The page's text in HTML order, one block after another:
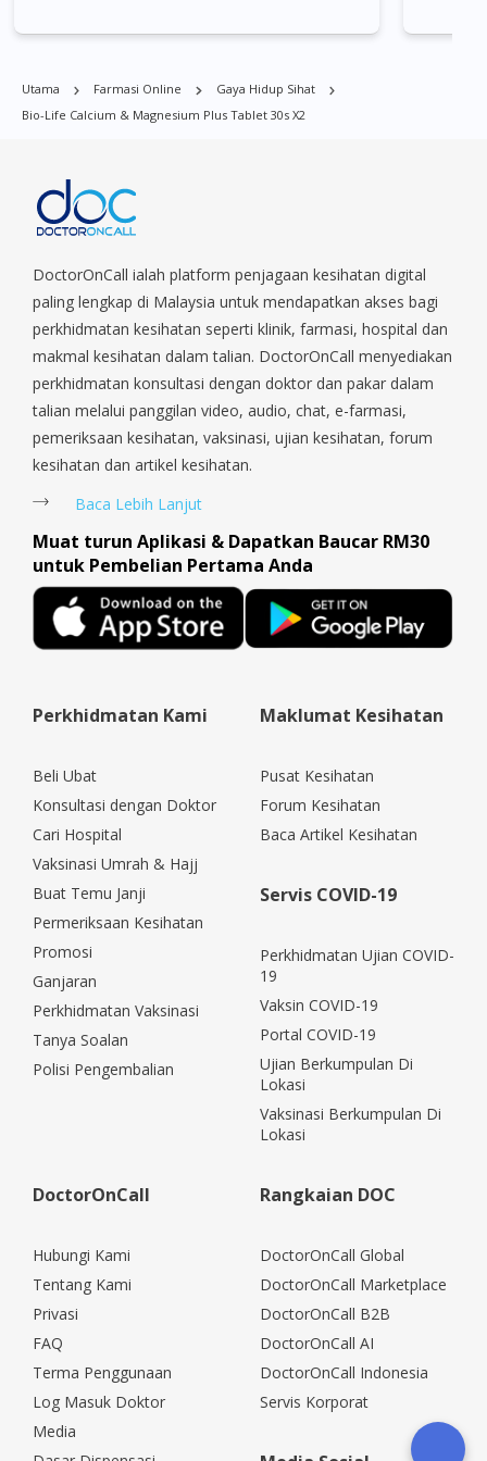
Clementi, Chinatown, Commonwealt, City Hall, Clarke Quay,
Changi Airport, Changi Village, Clementi Park, Dairy Farm,
Kallang/ Whampoa, Lim Chu Kang, Marine Parade, Marina,
Macpherson, Mandai, Newton, Novena, Orchard, Pasir Ris,
Rochor, River Valley, Sembawang, Sengkang, Serangoon,
Serangoon Rd, Seletar, Tampines, Toa Payoh, Tanjong Pagar,
Telok Blangah, Tanglin, Thomson, Tuas, Tengah, Upper East
Coast, Upper Bukit Timah, Upper Thomson, Woodlands, West
Coast, Yishun, Yio Chu Kang.
Utama Farmasi Online
Gaya Hidup Sihat
Bio-Life Calcium & Magnesium Plus Tablet 30s X2
DoctorOnCall ialah platform penjagaan kesihatan digital
paling lengkap di Malaysia untuk mendapatkan akses bagi
perkhidmatan kesihatan seperti klinik, farmasi, hospital dan
makmal kesihatan dalam talian. DoctorOnCall menyediakan
perkhidmatan konsultasi dengan doktor dan pakar dalam
talian melalui panggilan video, audio, chat, e-farmasi,
pemeriksaan kesihatan, vaksinasi, ujian kesihatan, forum
kesihatan dan artikel kesihatan.
Baca Lebih Lanjut
Muat turun Aplikasi & Dapatkan Baucar RM30
untuk Pembelian Pertama Anda
Perkhidmatan Kami
Beli Ubat
Konsultasi dengan Doktor
Cari Hospital
Vaksinasi Umrah & Hajj
Buat Temu Janji
Permeriksaan Kesihatan
Promosi
Ganjaran
Perkhidmatan Vaksinasi
Tanya Soalan
Polisi Pengembalian
Maklumat Kesihatan
Pusat Kesihatan
Forum Kesihatan
Baca Artikel Kesihatan
Servis COVID-19
Perkhidmatan Ujian COVID-
19
Vaksin COVID-19
Portal COVID-19
Ujian Berkumpulan Di
Lokasi
Vaksinasi Berkumpulan Di
Lokasi
DoctorOnCall
Hubungi Kami
Tentang Kami
Privasi
FAQ
Terma Penggunaan
Log Masuk Doktor
Media
Rangkaian DOC
DoctorOnCall Global
DoctorOnCall Marketplace
DoctorOnCall B2B
DoctorOnCall AI
DoctorOnCall Indonesia
Servis Korporat